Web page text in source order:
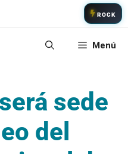
ROCK
Menú
sede
del